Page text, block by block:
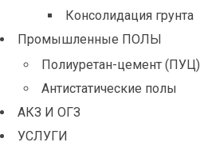
Консолидация грунта
Промышленные ПОЛЫ
Полиуретан-цемент (ПУЦ)
Антистатические полы
АКЗ И ОГЗ
УСЛУГИ